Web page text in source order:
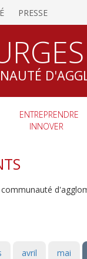
PRESSE
ENTREPRENDRE
INNOVER
avril mai